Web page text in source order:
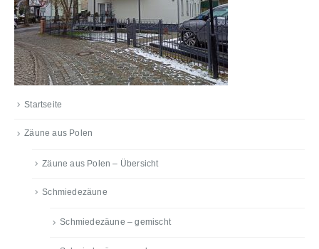
Startseite
Zäune aus Polen
Zäune aus Polen – Übersicht
Schmiedezäune
Schmiedezäune – gemischt